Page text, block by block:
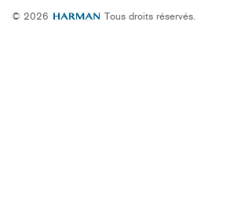
© 2026 Tous droits réservés.